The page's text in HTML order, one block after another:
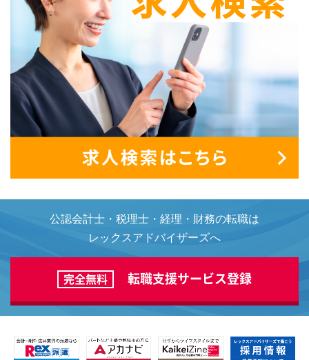
公認会計士・税理士・経理・財務の転職は
レックスアドバイザーズへ
完全無料 転職支援サービス登録